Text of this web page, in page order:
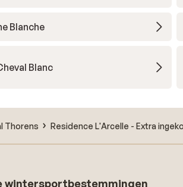
Blanche
Blanc
Thorens Residence L'Arcelle - Extra
wintersportbestemmingen